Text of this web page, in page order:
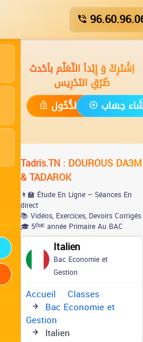
اِشْتَرِكْ وَ إِبْدأ التَّعَلُّم بأحْدث
طُرُقِ التَدْرِيس
تَسْجِيل الدُّخُولحِسَاب
Tadris.TN : DOUROUS DA3M
& TADAROK
👨‍🏫 Étude En Ligne – Séances En
direct
📚 Vidéos, Exercices, Devoirs Corrigés
🎓 5ᴱ̀ᴹᴱ année Primaire Au BAC
Italien
Bac Economie et
Gestion
Accueil Classes
Bac Economie et
Gestion
Italien